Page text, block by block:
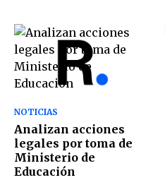
NOTICIAS
Analizan acciones
legales por toma de
Ministerio de
Educación